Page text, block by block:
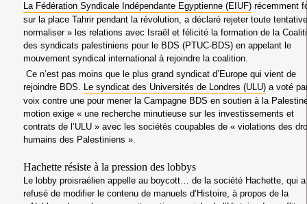
La Fédération Syndicale Indépendante Egyptienne (EIUF) récemment
sur la place Tahrir pendant la révolution, a déclaré rejeter toute
normaliser » les relations avec Israël et félicité la formation de la
des syndicats palestiniens pour le BDS (PTUC-BDS) en appelant le
mouvement syndical international à rejoindre la coalition.
Ce n’est pas moins que le plus grand syndicat d’Europe qui vient de
rejoindre BDS. Le syndicat des Universités de Londres (ULU) a voté
voix contre une pour mener la Campagne BDS en soutien à la
motion exige « une recherche minutieuse sur les investissements et
contrats de l’ULU » avec les sociétés coupables de « violations des
humains des Palestiniens ».
Hachette résiste à la pression des lobbys
Le lobby proisraélien appelle au boycott… de la société Hachette, qui a
refusé de modifier le contenu de manuels d’Histoire, à propos de la